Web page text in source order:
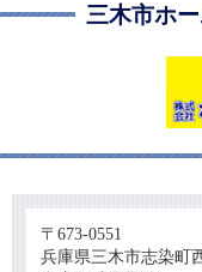
三木市ホ
〒673-0551
兵庫県三木市志染町